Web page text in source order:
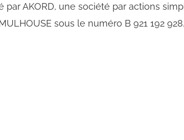
par AKORD, une société par actions
sous le numéro B 921 192